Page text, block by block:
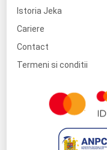
Istoria Jeka
Cariere
Contact
Termeni si conditii